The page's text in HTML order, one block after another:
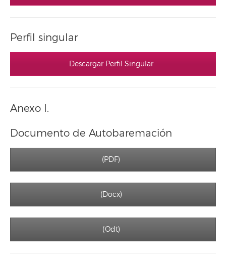
Perfil singular
Descargar Perfil Singular
Anexo I.
Documento de Autobaremación
(PDF)
(Docx)
(Odt)